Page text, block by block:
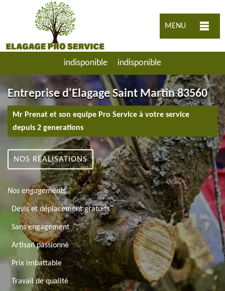
MENU
indisponible indisponible
Entreprise d'Elagage Saint Martin 83560
Mr Prenat et son equipe Pro Service à votre service
depuis 2 generations
NOS RÉALISATIONS
Nos engagements
Devis et déplacement gratuits
Sans engagement
Artisan passionné
Prix imbattable
Travail de qualité